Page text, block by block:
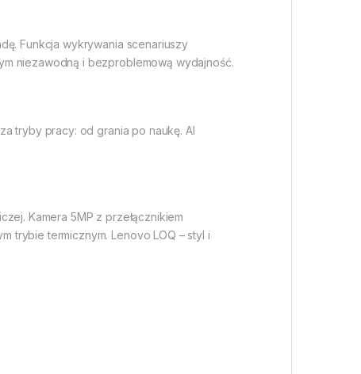
Funkcja wykrywania scenariuszy
niezawodną i bezproblemową wydajność.
tryby pracy: od grania po naukę. AI
Kamera 5MP z przełącznikiem
trybie termicznym. Lenovo LOQ – styl i